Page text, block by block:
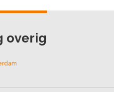
overig